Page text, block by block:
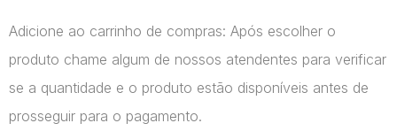
Adicione ao carrinho de compras: Após escolher o
produto chame algum de nossos atendentes para verificar
se a quantidade e o produto estão disponíveis antes de
prosseguir para o pagamento.